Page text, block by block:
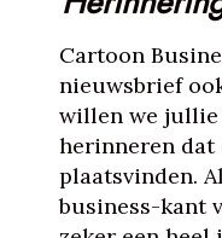
Cartoon
nieuwsbrief
willen we jullie
herinneren
plaatsvinden.
business-kant